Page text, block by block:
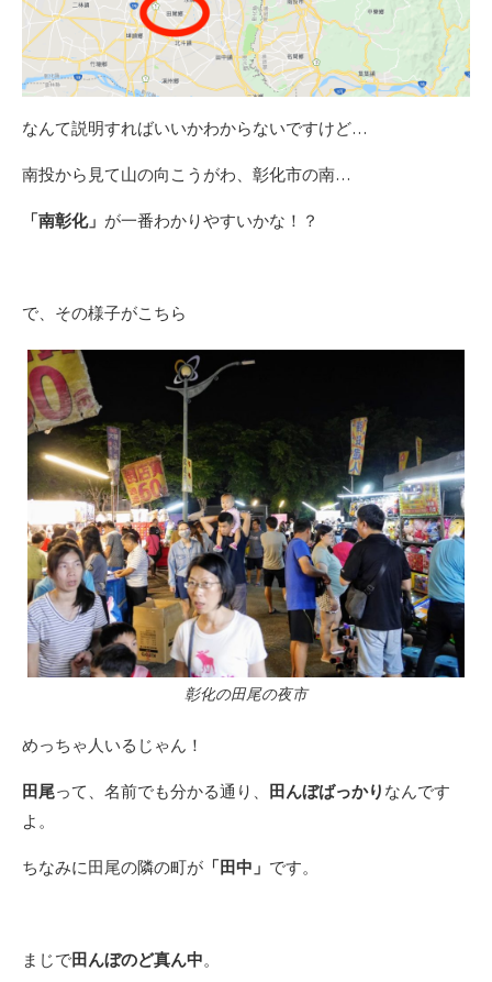
なんて説明すればいいかわからないですけど…
南投から見て山の向こうがわ、彰化市の南…
「南彰化」 が一番わかりやすいかな！？
で、その様子がこちら
彰化の田尾の夜市
めっちゃ人いるじゃん！
田尾って、名前でも分かる通り、 田んぼばっかり なんです
よ。
ちなみに田尾の隣の町が 「田中」 です。
まじで田んぼのど真ん中。